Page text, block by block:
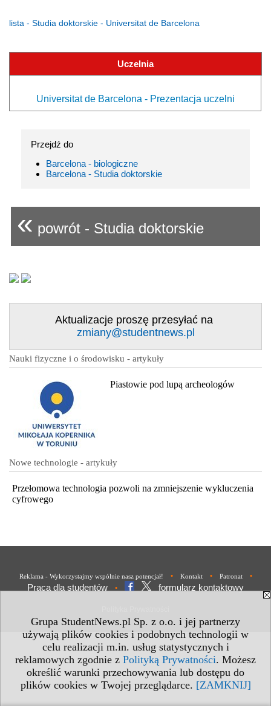
Grupa StudentNews.pl Sp. z o.o. i jej partnerzy
używają plików cookies i podobnych technologii w
celu realizacji m.in. usług statystycznych i
reklamowych zgodnie z Polityką Prywatności. Możesz
określić warunki przechowywania lub dostępu do
plików cookies w Twojej przeglądarce. [ZAMKNIJ]
lista - Studia doktorskie - Universitat de Barcelona
Uczelnia
Universitat de Barcelona - Prezentacja uczelni
Przejdź do
Barcelona - biologiczne
Barcelona - Studia doktorskie
« powrót - Studia doktorskie
Aktualizacje proszę przesyłać na
zmiany@studentnews.pl
Nauki fizyczne i o środowisku - artykuły
Piastowie pod lupą archeologów
Nowe technologie - artykuły
Przełomowa technologia pozwoli na zmniejszenie wykluczenia
cyfrowego
Reklama - Wykorzystajmy wspólnie nasz potencjał! • Kontakt • Patronat •
Praca dla studentów • formularz kontaktowy